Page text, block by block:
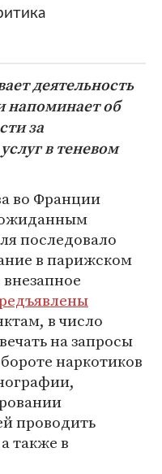
деятельность
напоминает об
за
в теневом
во Франции
последовало
в парижском
в число
на запросы
наркотиков
проводить
также в